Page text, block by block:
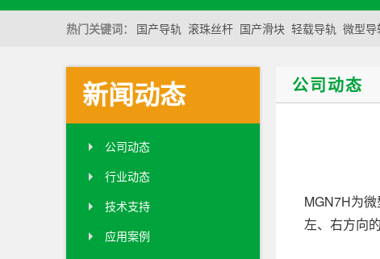
热门关键词： 国产导轨 滚珠丝杆 国产滑块 轻载导轨 微型导
新闻动态
公司动态
行业动态
技术支持
应用案例
公司动态
MGN7H为
左、右方向